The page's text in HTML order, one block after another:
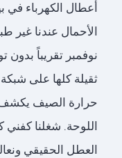
أعطال الكهرباء
الأحمال عندنا غير
نوفمبر تقريباً
ثقيلة كلها على
حرارة الصيف
اللوحة. شغلنا
العطل الحقيقي